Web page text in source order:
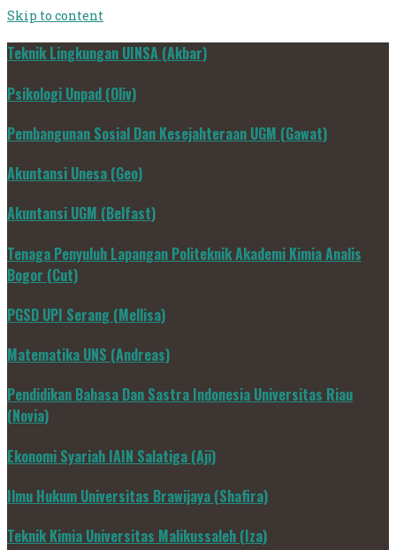
Skip to content
Teknik Lingkungan UINSA (Akbar)
Psikologi Unpad (Oliv)
Pembangunan Sosial Dan Kesejahteraan UGM (Gawat)
Akuntansi Unesa (Geo)
Akuntansi UGM (Belfast)
Tenaga Penyuluh Lapangan Politeknik Akademi Kimia Analis
Bogor (Cut)
PGSD UPI Serang (Mellisa)
Matematika UNS (Andreas)
Pendidikan Bahasa Dan Sastra Indonesia Universitas Riau
(Novia)
Ekonomi Syariah IAIN Salatiga (Aji)
Ilmu Hukum Universitas Brawijaya (Shafira)
Teknik Kimia Universitas Malikussaleh (Iza)